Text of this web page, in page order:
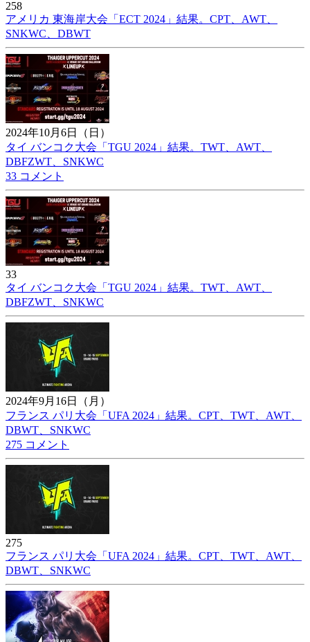
258
アメリカ 東海岸大会「ECT 2024」結果。CPT、AWT、
SNKWC、DBWT
2024年10月6日（日）
タイ バンコク大会「TGU 2024」結果。TWT、AWT、
DBFZWT、SNKWC
33 コメント
33
タイ バンコク大会「TGU 2024」結果。TWT、AWT、
DBFZWT、SNKWC
2024年9月16日（月）
フランス パリ大会「UFA 2024」結果。CPT、TWT、AWT、
DBWT、SNKWC
275 コメント
275
フランス パリ大会「UFA 2024」結果。CPT、TWT、AWT、
DBWT、SNKWC